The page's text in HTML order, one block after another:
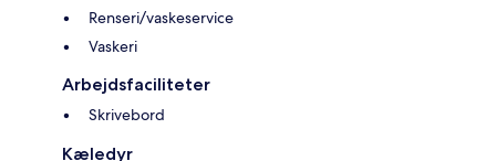
Renseri/vaskeservice
Vaskeri
Arbejdsfaciliteter
Skrivebord
Kæledyr